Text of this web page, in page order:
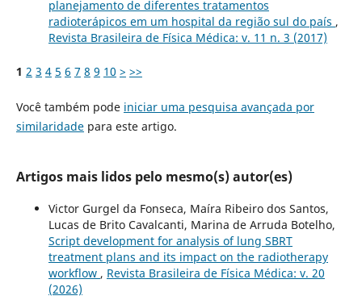
planejamento de diferentes tratamentos
radioterápicos em um hospital da região sul do país ,
Revista Brasileira de Física Médica: v. 11 n. 3 (2017)
1 2 3 4 5 6 7 8 9 10 > >>
Você também pode iniciar uma pesquisa avançada por
similaridadepara este artigo.
Artigos mais lidos pelo mesmo(s) autor(es)
Victor Gurgel da Fonseca, Maíra Ribeiro dos Santos,
Lucas de Brito Cavalcanti, Marina de Arruda Botelho,
Script development for analysis of lung SBRT
treatment plans and its impact on the radiotherapy
workflow , Revista Brasileira de Física Médica: v. 20
(2026)